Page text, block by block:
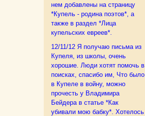
нем добавлены на страницу
*Купель - родина поэтов*, а
также в раздел *Лица
купельских евреев*.
12/11/12 Я получаю письма из
Купеля, из школы, очень
хорошие. Люди хотят помочь в
поисках, спасибо им, Что было
в Купеле в войну, можно
прочесть у Владимира
Бейдера в статье *Как
убивали мою бабку*. Хотелось